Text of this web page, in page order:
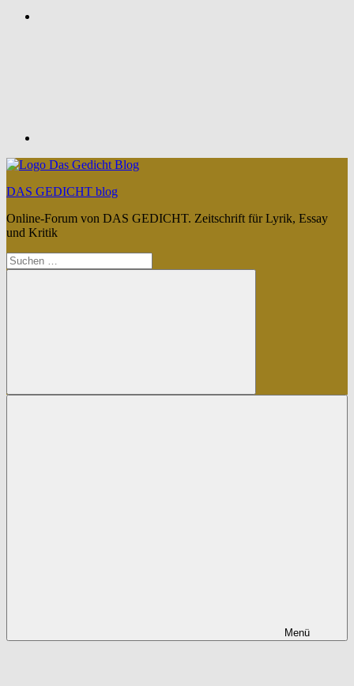
DAS GEDICHT blog
Online-Forum von DAS GEDICHT. Zeitschrift für Lyrik, Essay
und Kritik
Suchen
nach:
Suchen
Menü